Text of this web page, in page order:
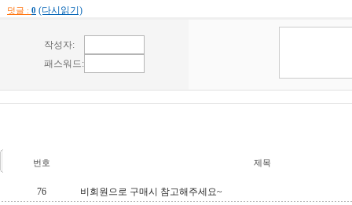
덧글 : 0 (다시읽기)
번호 제목
76
비회원으로 구매시 참고해주세요~